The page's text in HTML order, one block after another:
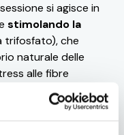
si agisce in
stimolando la
trifosfato), che
naturale delle
alle fibre